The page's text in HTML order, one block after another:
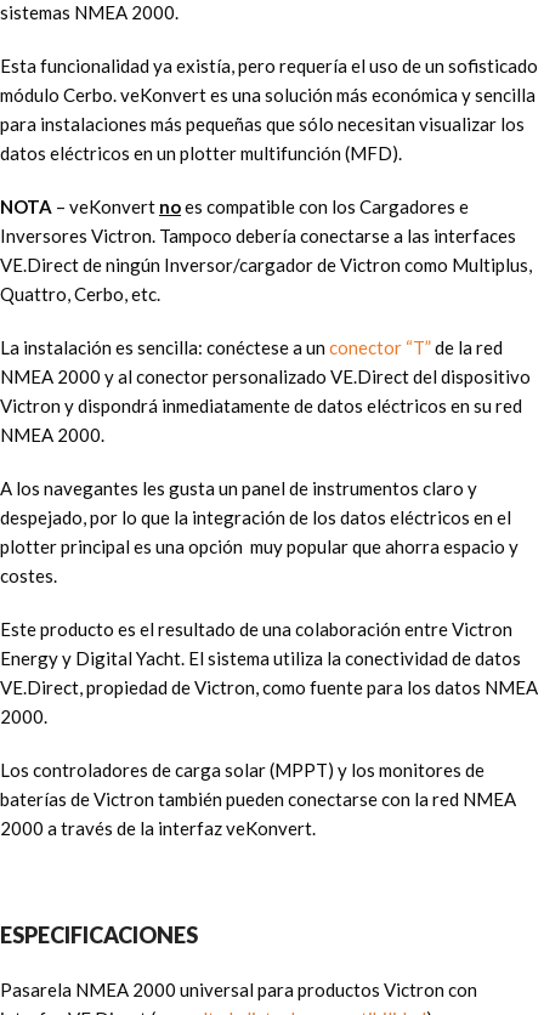
sistemas NMEA 2000.
Esta funcionalidad ya existía, pero requería el uso de un sofisticado
módulo Cerbo. veKonvert es una solución más económica y sencilla
para instalaciones más pequeñas que sólo necesitan visualizar los
datos eléctricos en un plotter multifunción (MFD).
NOTA – veKonvert noes compatible con los Cargadores e
Inversores Victron. Tampoco debería conectarse a las interfaces
VE.Direct de ningún Inversor/cargador de Victron como Multiplus,
Quattro, Cerbo, etc.
La instalación es sencilla: conéctese a unconector “T”de la red
NMEA 2000 y al conector personalizado VE.Direct del dispositivo
Victron y dispondrá inmediatamente de datos eléctricos en su red
NMEA 2000.
A los navegantes les gusta un panel de instrumentos claro y
despejado, por lo que la integración de los datos eléctricos en el
plotter principal es una opción muy popular que ahorra espacio y
costes.
Este producto es el resultado de una colaboración entre Victron
Energy y Digital Yacht. El sistema utiliza la conectividad de datos
VE.Direct, propiedad de Victron, como fuente para los datos NMEA
2000.
Los controladores de carga solar (MPPT) y los monitores de
baterías de Victron también pueden conectarse con la red NMEA
2000 a través de la interfaz veKonvert.
ESPECIFICACIONES
Pasarela NMEA 2000 universal para productos Victron con